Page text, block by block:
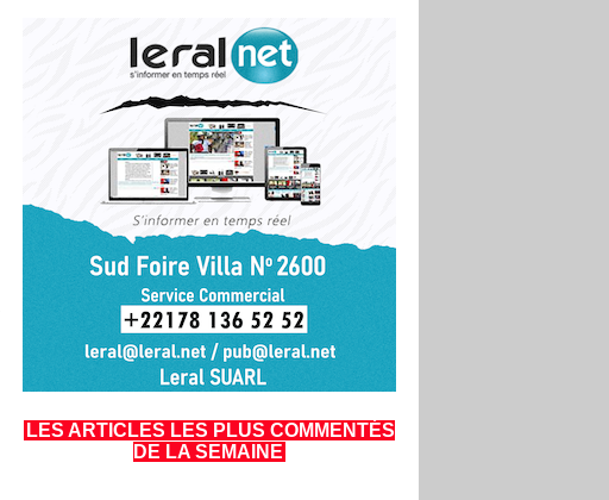
LES ARTICLES LES PLUS COMMENTÉS
DE LA SEMAINE